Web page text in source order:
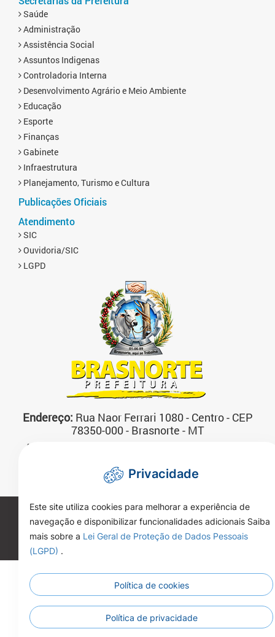
Saúde
Administração
Assistência Social
Assuntos Indigenas
Controladoria Interna
Desenvolvimento Agrário e Meio Ambiente
Educação
Esporte
Finanças
Gabinete
Infraestrutura
Planejamento, Turismo e Cultura
Publicações Oficiais
Atendimento
SIC
Ouvidoria/SIC
LGPD
Endereço: Rua Naor Ferrari 1080 - Centro - CEP
78350-000 - Brasnorte - MT
Atendimento:
Telefone: (66)3592-3200
Copyright 2026. Todos os direitos reservados.
Privacidade
Este site utiliza cookies para melhorar a experiência de
navegação e disponibilizar funcionalidades adicionais Saiba
mais sobre a Lei Geral de Proteção de Dados Pessoais
(LGPD) .
Política de cookies
Política de privacidade